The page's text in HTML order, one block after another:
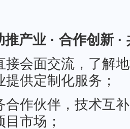
推产业 · 合作创新 ·
接会⾯交流，了解
供定制化服务；
合作伙伴，技术互
市场；